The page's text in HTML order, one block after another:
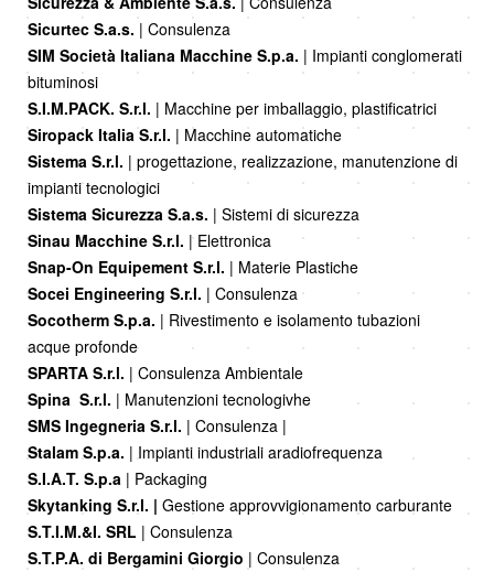
Sicurtec S.a.s. | Consulenza
SIM Società Italiana Macchine S.p.a. | Impianti conglomerati
bituminosi
S.I.M.PACK. S.r.l. | Macchine per imballaggio, plastificatrici
Siropack Italia S.r.l. | Macchine automatiche
Sistema S.r.l. | progettazione, realizzazione, manutenzione di
impianti tecnologici
Sistema Sicurezza S.a.s. | Sistemi di sicurezza
Sinau Macchine S.r.l. | Elettronica
Snap-On Equipement S.r.l. | Materie Plastiche
Socei Engineering S.r.l. | Consulenza
Socotherm S.p.a. | Rivestimento e isolamento tubazioni
acque profonde
SPARTA S.r.l. | Consulenza Ambientale
Spina S.r.l. | Manutenzioni tecnologivhe
SMS Ingegneria S.r.l. | Consulenza |
Stalam S.p.a. | Impianti industriali aradiofrequenza
S.I.A.T. S.p.a | Packaging
Skytanking S.r.l. | Gestione approvvigionamento carburante
S.T.I.M.&I. SRL | Consulenza
S.T.P.A. di Bergamini Giorgio | Consulenza